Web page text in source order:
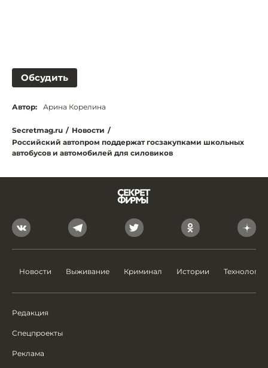
Обсудить
Автор: Арина Корелина
Secretmag.ru / Новости /
Российский автопром поддержат госзакупками школьных
автобусов и автомобилей для силовиков
Новости Выживание Криминал Истории Технологии
Редакция
Спецпроекты
Реклама